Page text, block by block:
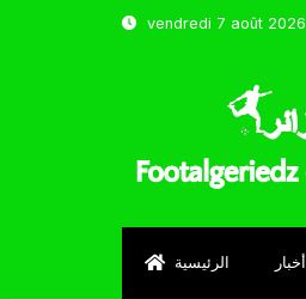
vendredi 7 août 2026
الرئيسية أخبار